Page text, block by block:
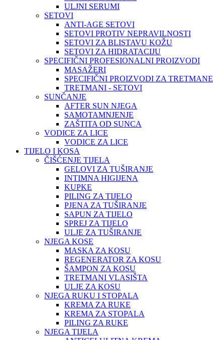
ULJNI SERUMI
SETOVI
ANTI-AGE SETOVI
SETOVI PROTIV NEPRAVILNOSTI
SETOVI ZA BLISTAVU KOŽU
SETOVI ZA HIDRATACIJU
SPECIFIČNI PROFESIONALNI PROIZVODI
MASAŽERI
SPECIFIČNI PROIZVODI ZA TRETMANE
TRETMANI - SETOVI
SUNČANJE
AFTER SUN NJEGA
SAMOTAMNJENJE
ZAŠTITA OD SUNCA
VODICE ZA LICE
VODICE ZA LICE
TIJELO I KOSA
ČIŠĆENJE TIJELA
GELOVI ZA TUŠIRANJE
INTIMNA HIGIJENA
KUPKE
PILING ZA TIJELO
PJENA ZA TUŠIRANJE
SAPUN ZA TIJELO
SPREJ ZA TIJELO
ULJE ZA TUŠIRANJE
NJEGA KOSE
MASKA ZA KOSU
REGENERATOR ZA KOSU
ŠAMPON ZA KOSU
TRETMANI VLASIŠTA
ULJE ZA KOSU
NJEGA RUKU I STOPALA
KREMA ZA RUKE
KREMA ZA STOPALA
PILING ZA RUKE
NJEGA TIJELA